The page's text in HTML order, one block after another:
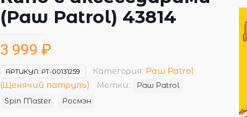
(Paw Patrol) 43814
3 999 ₽
АРТИКУЛ: РТ-00131259 Категория: Paw Patrol
(Щенячий патруль)
Метки:
Paw Patrol
Spin Master
Росмэн